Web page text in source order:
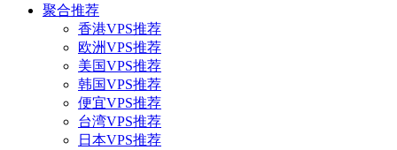
聚合推荐
香港VPS推荐
欧洲VPS推荐
美国VPS推荐
韩国VPS推荐
便宜VPS推荐
台湾VPS推荐
日本VPS推荐